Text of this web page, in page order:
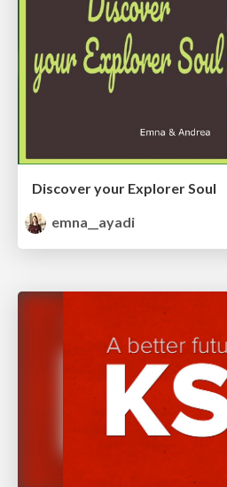
Discover your Explorer Soul
emna__ayadi